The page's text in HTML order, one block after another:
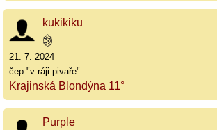
kukikiku
21. 7. 2024
čep "v ráji pivaře"
Krajinská Blondýna 11°
Purple